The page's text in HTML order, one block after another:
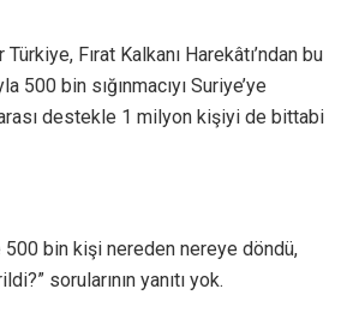
Fırat Kalkanı Harekâtı’ndan bu
500 bin sığınmacıyı Suriye’ye
destekle 1 milyon kişiyi de bittabi
500 bin kişi nereden nereye döndü,
sorularının yanıtı yok.